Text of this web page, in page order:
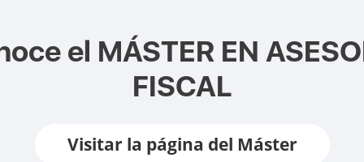
el MÁSTER EN
FISCAL
Visitar la página del Máster